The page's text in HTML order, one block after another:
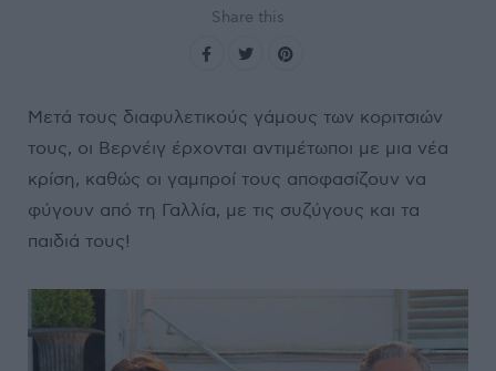
Share this
Μετά τους διαφυλετικούς γάμους των κοριτσιών
τους, οι Βερνέιγ έρχονται αντιμέτωποι με μια νέα
κρίση, καθώς οι γαμπροί τους αποφασίζουν να
φύγουν από τη Γαλλία, με τις συζύγους και τα
παιδιά τους!